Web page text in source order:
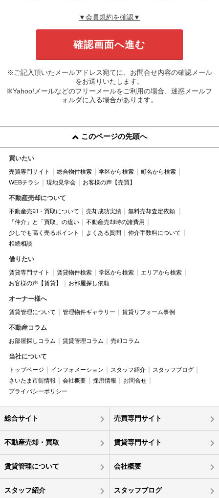
▼会員規約を確認▼
※ご記入頂いたメールアドレス宛てに、お問合せ内容の確認メール
をお送りいたします。
※Yahoo!メールなどのフリーメールをご利用の場合、迷惑メールフ
ォルダに入る場合があります。
このページの先頭へ
買いたい
売買専門サイト 総合物件検索 学区から検索
町名から検索
WEBチラシ
現地見学会 お客様の声【売買】
不動産売却について
不動産売却・買取について 売却成功実績
無料売却査定依頼
「仲介」と「買取」の違い
不動産売却時の諸費用
少しでも高く売るポイント
よくある質問
仲介手数料について
相続相談
借りたい
賃貸専門サイト 賃貸物件検索 学区から検索
エリアから検索
お客様の声【賃貸】
お部屋探し依頼
オーナー様へ
賃貸管理について 管理物件ギャラリー 賃貸リフォーム事例
不動産コラム
お部屋探しコラム 賃貸管理コラム 売却コラム
当社について
トップページ インフォメーション スタッフ紹介
スタッフブログ
さいたま市街情報
会社概要 採用情報
お問合せ
プライバシーポリシー
総合サイト 売買専門サイト
不動産売却・買取 賃貸専門サイト
賃貸管理について 会社概要
スタッフ紹介 スタッフブログ